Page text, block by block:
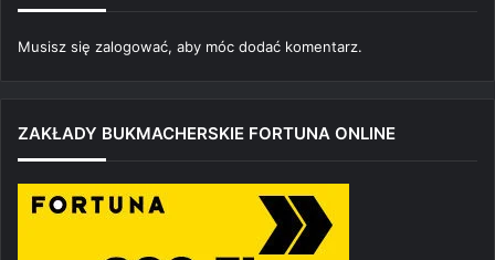
Musisz się zalogować, aby móc dodać komentarz.
ZAKŁADY BUKMACHERSKIE FORTUNA ONLINE